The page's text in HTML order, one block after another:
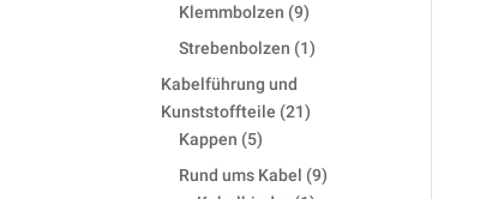
products
Klemmbolzen 99
products
Strebenbolzen 11
Kabelführung und
Kunststoffteile 2121
Kappen 55
products
Rund ums Kabel 99